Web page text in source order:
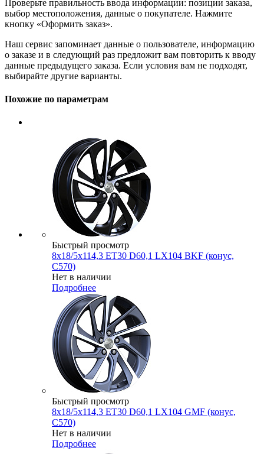
Проверьте правильность ввода информации: позиции заказа,
выбор местоположения, данные о покупателе. Нажмите
кнопку «Оформить заказ».
Наш сервис запоминает данные о пользователе, информацию
о заказе и в следующий раз предложит вам повторить к вводу
данные предыдущего заказа. Если условия вам не подходят,
выбирайте другие варианты.
Похожие по параметрам
Быстрый просмотр
8x18/5x114,3 ET30 D60,1 LX104 BKF (конус,
C570)
Нет в наличии
Подробнее
Быстрый просмотр
8x18/5x114,3 ET30 D60,1 LX104 GMF (конус,
C570)
Нет в наличии
Подробнее